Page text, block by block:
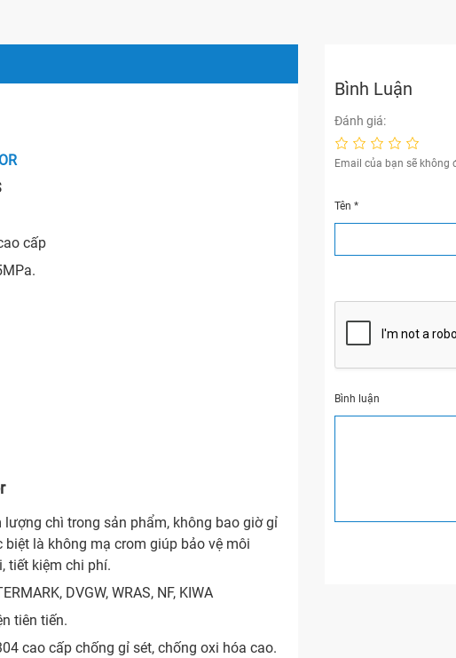
cấp
lượng chì trong sản phẩm, không bao giờ gỉ
là không mạ crom giúp bảo vệ môi
tiết kiệm chi phí.
DVGW, WRAS, NF, KIWA
tiên tiến.
cao cấp chống gỉ sét, chống oxi hóa cao.
Bình Luận
Đánh giá:
Email của bạn sẽ không
Tên*
Bình luận